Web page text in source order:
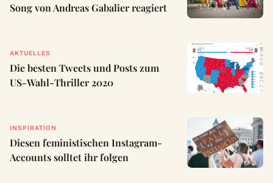
Song von Andreas Gabalier reagiert
AKTUELLES
Die besten Tweets und Posts zum
US-Wahl-Thriller 2020
INSPIRATION
Diesen feministischen Instagram-
Accounts solltet ihr folgen